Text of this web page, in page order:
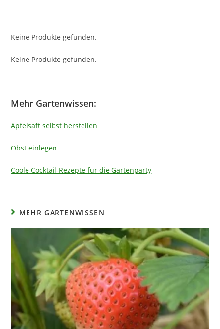
Keine Produkte gefunden.
Keine Produkte gefunden.
Mehr Gartenwissen:
Apfelsaft selbst herstellen
Obst einlegen
Coole Cocktail-Rezepte für die Gartenparty
MEHR GARTENWISSEN